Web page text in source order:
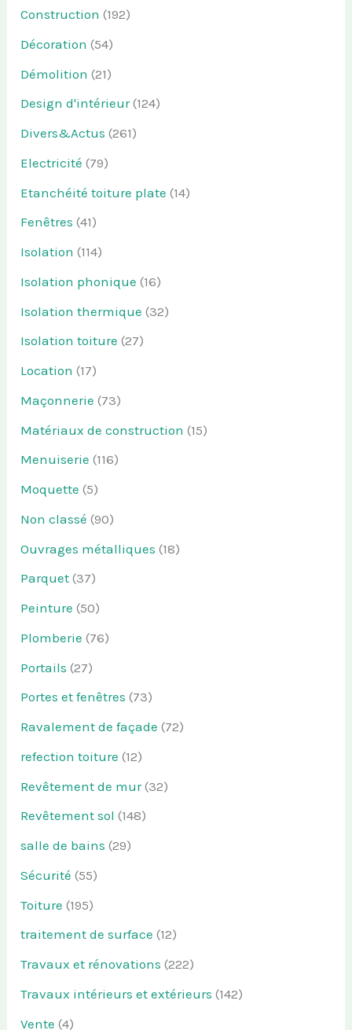
Construction (192)
Décoration (54)
Démolition (21)
Design d'intérieur(124)
Divers&Actus (261)
Electricité (79)
Etanchéité toiture plate (14)
Fenêtres (41)
Isolation (114)
Isolation phonique (16)
Isolation thermique (32)
Isolation toiture (27)
Location (17)
Maçonnerie (73)
Matériaux de construction (15)
Menuiserie (116)
Moquette (5)
Non classé (90)
Ouvrages métalliques (18)
Parquet (37)
Peinture (50)
Plomberie (76)
Portails (27)
Portes et fenêtres (73)
Ravalement de façade (72)
refection toiture (12)
Revêtement de mur(32)
Revêtement sol (148)
salle de bains (29)
Sécurité (55)
Toiture (195)
traitement de surface (12)
Travaux et rénovations (222)
Travaux intérieurs et extérieurs (142)
Vente (4)